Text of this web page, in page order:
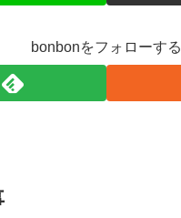
bonbonをフォローする